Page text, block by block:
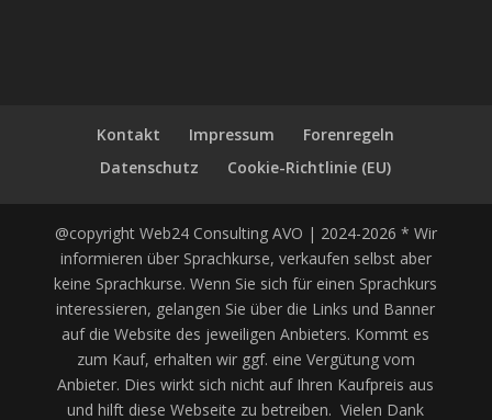
Kontakt Impressum
Forenregeln
Datenschutz
Cookie-Richtlinie (EU)
@copyright Web24 Consulting AVO | 2024-2026 * Wir
informieren über Sprachkurse, verkaufen selbst aber
keine Sprachkurse. Wenn Sie sich für einen Sprachkurs
interessieren, gelangen Sie über die Links und Banner
auf die Website des jeweiligen Anbieters. Kommt es
zum Kauf, erhalten wir ggf. eine Vergütung vom
Anbieter. Dies wirkt sich nicht auf Ihren Kaufpreis aus
und hilft diese Webseite zu betreiben. Vielen Dank